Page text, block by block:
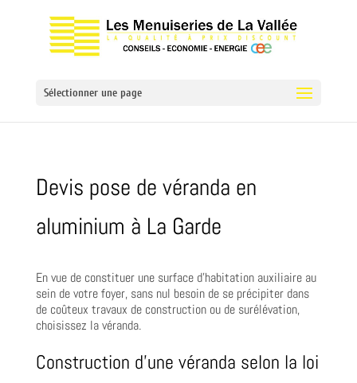
Sélectionner une page
Devis pose de véranda en
aluminium à La Garde
En vue de constituer une surface d’habitation auxiliaire au
sein de votre foyer, sans nul besoin de se précipiter dans
de coûteux travaux de construction ou de surélévation,
choisissez la véranda.
Construction d’une véranda selon la loi